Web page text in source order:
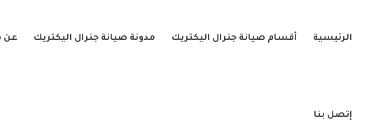
الرئيسية أقسام صيانة جنرال اليكتريك مدونة صيانة جنرال اليكتريك عن
إتصل بنا